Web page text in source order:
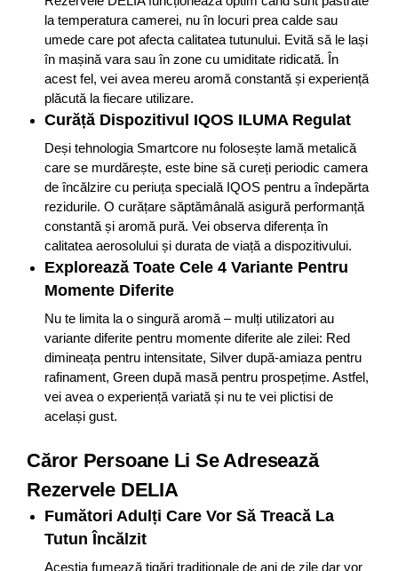
la temperatura camerei, nu în locuri prea calde sau
umede care pot afecta calitatea tutunului . Evită să le lași
în mașină vara sau în zone cu umiditate ridicată. În
acest fel, vei avea mereu aromă constantă și experiență
plăcută la fiecare utilizare.
Curăță Dispozitivul IQOS ILUMA Regulat
Deși tehnologia Smartcore nu folosește lamă metalică
care se murdărește, este bine să cureți periodic camera
de încălzire cu periuța specială IQOS pentru a îndepărta
rezidurile . O curățare săptămânală asigură performanță
constantă și aromă pură. Vei observa diferența în
calitatea aerosolului și durata de viață a dispozitivului.
Explorează Toate Cele 4 Variante Pentru
Momente Diferite
Nu te limita la o singură aromă – mulți utilizatori au
variante diferite pentru momente diferite ale zilei: Red
dimineața pentru intensitate, Silver după-amiaza pentru
rafinament, Green după masă pentru prospețime . Astfel,
vei avea o experiență variată și nu te vei plictisi de
același gust.
Căror Persoane Li Se Adresează
Rezervele DELIA
Fumători Adulți Care Vor Să Treacă La
Tutun Încălzit
Aceștia fumează țigări tradiționale de ani de zile dar vor